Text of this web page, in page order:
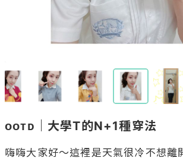
ᴏᴏᴛᴅ｜大學T的N+1種穿法
嗨嗨大家好～這裡是天氣很冷不想離